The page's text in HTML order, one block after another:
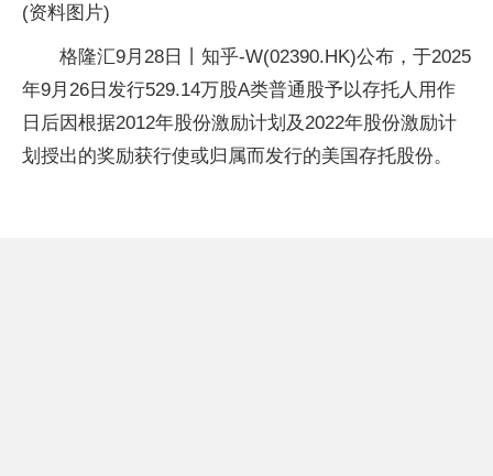
(资料图片)
格隆汇9月28日丨知乎-W(02390.HK)公布，于2025
年9月26日发行529.14万股A类普通股予以存托人用作
日后因根据2012年股份激励计划及2022年股份激励计
划授出的奖励获行使或归属而发行的美国存托股份。